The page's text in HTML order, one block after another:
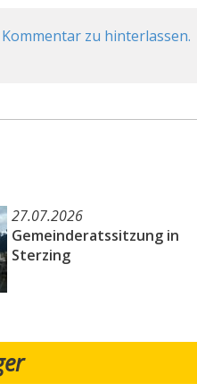
zu hinterlassen.
27.07.2026
Gemeinderatssitzung in
Sterzing